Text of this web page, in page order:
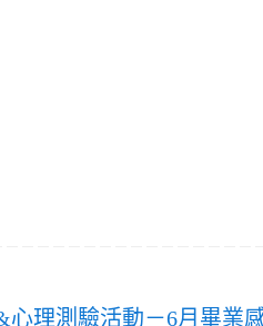
心理測驗活動－6月畢業